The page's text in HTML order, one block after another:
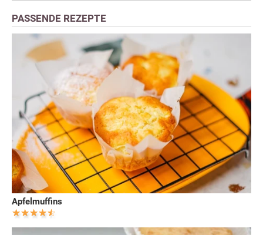
PASSENDE REZEPTE
Apfelmuffins